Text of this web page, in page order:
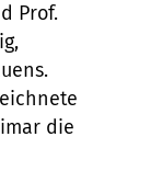
Prof.
die